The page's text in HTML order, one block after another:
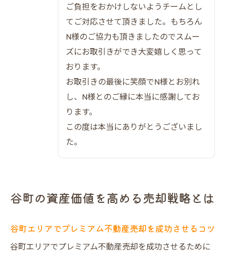
谷町エリアの売却相場を徹底調査
物件タイプ別の売却ポイント早見表
高値成約のための買主ニーズ分析
不動産買取業者ランキングの活用法
プレミアム不動産売却の優位性を検証
売主も安心できるプレミアム売却手法を解説
建物状況調査でトラブルを未然に防ぐ
安心を支えるサポート内容の比較表
売却専門不動産の選び方ガイド
直接買取とオークションの違いとは
だんらん住宅の独自仲介が選ばれる理由
独自仲介サービス内容の比較一覧
担当者の対応力がもたらす安心感
ご負担をおかけしないようチームとし
てご対応させて頂きました。もちろん
N様のご協力も頂きましたのでスムー
ズにお取引きができ大変嬉しく思って
おります。
お取引きの最後に笑顔でN様とお別れ
し、N様とのご縁に本当に感謝してお
ります。
この度は本当にありがとうございまし
た。
谷町の資産価値を高める売却戦略とは
谷町エリアでプレミアム不動産売却を成功させるコツ
谷町エリアでプレミアム不動産売却を成功させるために